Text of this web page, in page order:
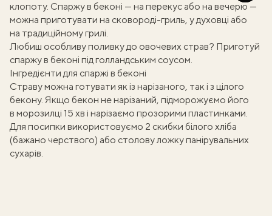
клопоту. Спаржу в беконі — на перекус або на вечерю —
можна приготувати на сковороді-гриль, у духовці або
на традиційному грилі.
Любиш особливу поливку до овочевих страв? Приготуй
спаржу в беконі під голландським соусом.
Інгредієнти для спаржі в беконі
Страву можна готувати як із нарізаного, так і з цілого
бекону. Якщо бекон не нарізаний, підморожуємо його
в морозилці 15 хв і нарізаємо прозорими пластинками.
Для посипки використовуємо 2 скибки білого хліба
(бажано черствого) або столову ложку панірувальних
сухарів.